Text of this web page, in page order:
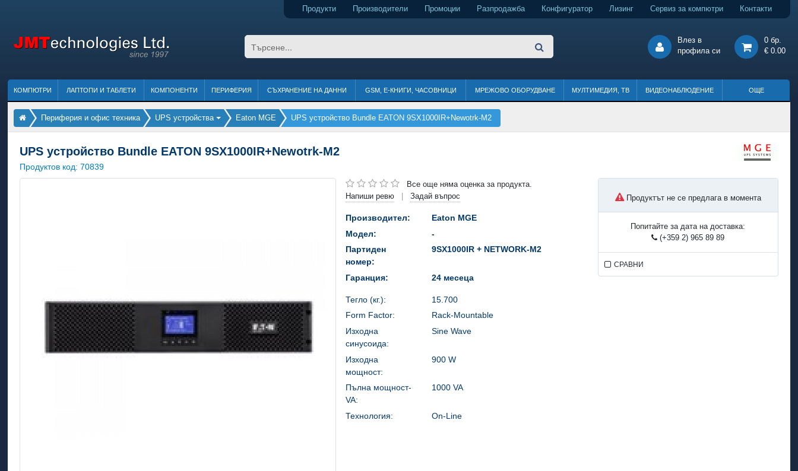
Продукти Производители Промоции Разпродажба Конфигуратор Лизинг Сервиз за компютри Контакти
Влез в
профила си
0 бр.
€ 0.00
КОМПЮТРИ ЛАПТОПИ И ТАБЛЕТИ КОМПОНЕНТИ ПЕРИФЕРИЯ СЪХРАНЕНИЕ НА ДАННИ GSM, Е-КНИГИ, ЧАСОВНИЦИ МРЕЖОВО ОБОРУДВАНЕ МУЛТИМЕДИЯ, ТВ ВИДЕОНАБЛЮДЕНИЕ ОЩЕ
Периферия и офис техника UPS устройства Eaton MGE UPS устройство Bundle EATON 9SX1000IR+Newotrk-M2
UPS устройство Bundle EATON 9SX1000IR+Newotrk-M2
Продуктов код:70839
Все още няма оценка за продукта.
Напиши ревю
Задай въпрос
Производител:
Eaton MGE
Модел:
-
Партиден
номер:
9SX1000IR + NETWORK-M2
Гаранция: 24 месеца
Тегло (кг.):
15.700
Form Factor:
Rack-Mountable
Изходна
синусоида:
Sine Wave
Изходна
мощност:
900 W
Пълна мощност-
VA:
1000 VA
Технология: On-Line
Продуктът не се предлага в момента
Попитайте за дата на доставка:
(+359 2) 965 89 89
СРАВНИ